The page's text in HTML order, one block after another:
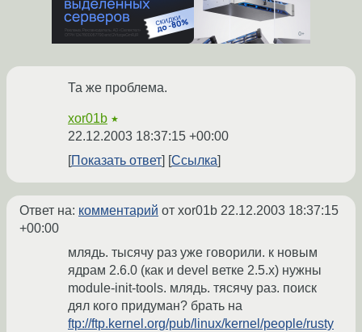
Та же проблема.
xor01b ★
22.12.2003 18:37:15 +00:00
Показать ответ
Ссылка
Ответ на: комментарий от xor01b 22.12.2003 18:37:15
+00:00
млядь. тысячу раз уже говорили. к новым
ядрам 2.6.0 (как и devel ветке 2.5.x) нужны
module-init-tools. млядь. тясячу раз. поиск
дял кого придуман? брать на
ftp://ftp.kernel.org/pub/linux/kernel/people/rusty